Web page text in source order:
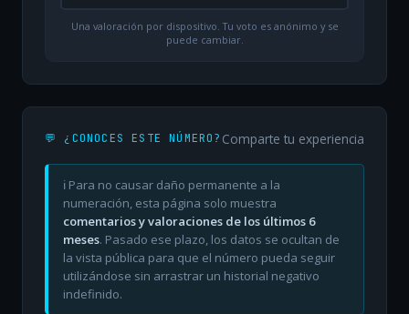
Una valoración por dispositivo. Tu voto es anónimo y se
puede cambiar.
💬 ¿CONOCES ESTE NÚMERO? Comparte tu experiencia
ℹ️ Para no causar daño permanente a la
numeración, esta página solo muestra
comentarios y valoraciones de los últimos 6
meses. Pasado ese plazo, los datos se ocultan de
la vista pública para que el número pueda seguir
utilizándose sin arrastrar un historial negativo
indefinido.